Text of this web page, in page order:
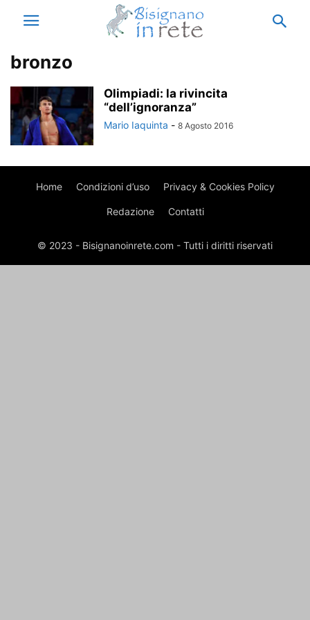
bronzo
Olimpiadi: la rivincita
“dell’ignoranza”
Mario Iaquinta - 8 Agosto 2016
Home Condizioni d’uso Privacy & Cookies Policy
Redazione Contatti
© 2023 - Bisignanoinrete.com - Tutti i diritti riservati